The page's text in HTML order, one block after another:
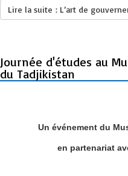
Lire la suite : L’art de
Journée d'études au
du Tadjikistan
Un événement du
en partenariat